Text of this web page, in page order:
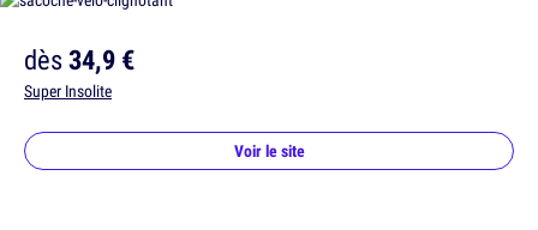
dès34,9 €
Super Insolite
Voir le site